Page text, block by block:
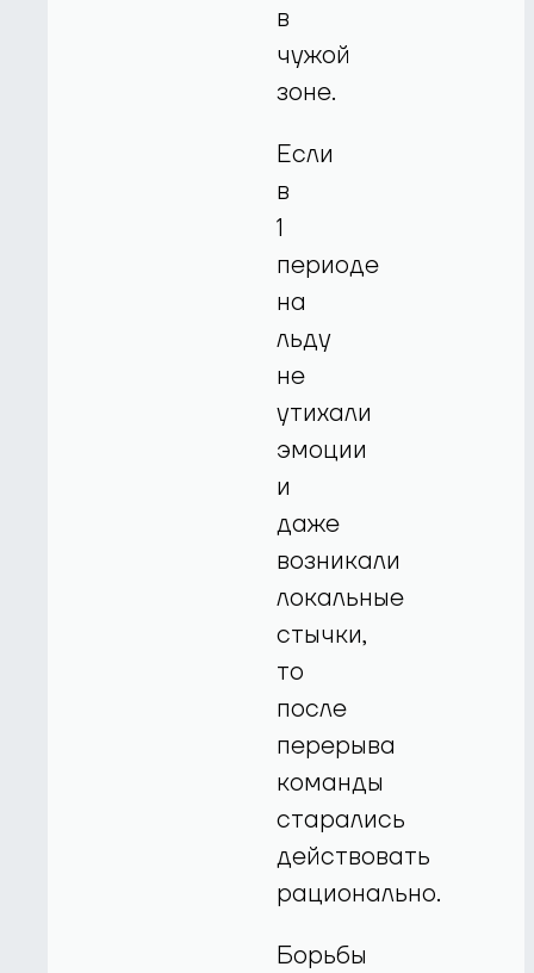
в
чужой
зоне.
Если
в
1
периоде
на
льду
не
утихали
эмоции
и
даже
возникали
локальные
стычки,
то
после
перерыва
команды
старались
действовать
рационально.
Борьбы